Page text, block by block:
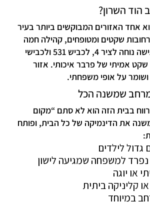
הוד השרון?
אחד האזורים המבוקשים ביותר בעיר
שקטים ומטופחים, קהילה חמה
ומיקום אסטרטגי. גישה נוחה לציר 4, לכביש 531 ולכבישי
אמיתי של פרבר איכותי. אזור
על אופי משפחתי.
מרחב שמשנה הכל
בבית הזה הוא לא סתם “מקום
את הדינמיקה של כל הבית, ופותח
לילדים
למשפחה שמגיעה לישון
או יוגה
קליניקה ביתית
במיוחד